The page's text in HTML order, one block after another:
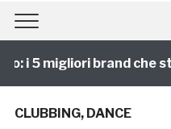
i 5 migliori brand che
CLUBBING, DANCE